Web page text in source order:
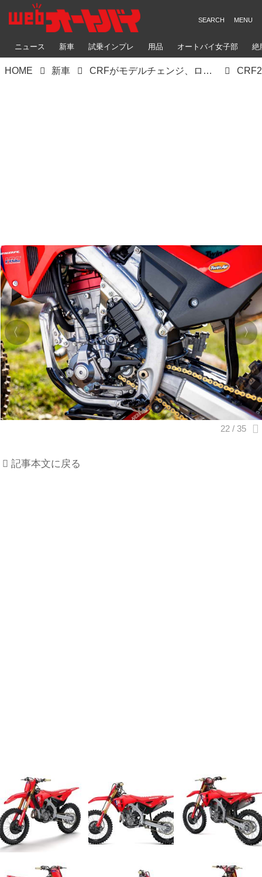
ニュース 新車 試乗インプレ 用品 オートバイ女子部 絶
HOME 新車 CRFがモデルチェンジ、ローレンス兄弟が創り上げた70%新しい最新シャシーはいかに
記事本文に戻る